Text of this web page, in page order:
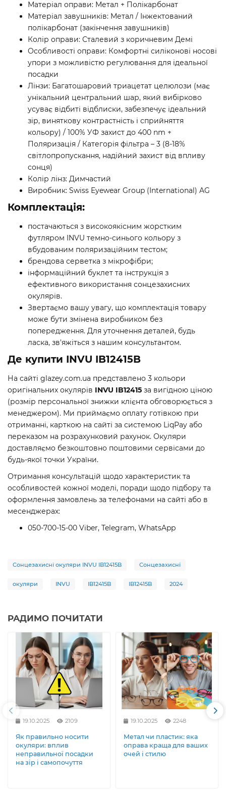
Матеріал оправи: Метал + Полікарбонат
Матеріал завушників: Метал / Інжектований
полікарбонат (закінчення завушників)
Колір оправи: Сталевий з коричневим Демі
Особливості оправи: Комфортні силіконові носові
упори з можливістю регулювання для ідеальної
посадки
Лінзи: Багатошаровий триацетат целюлози (має
унікальний центральний шар, який вибірково
усуває відбиті відблиски, забезпечує ідеальний
зір, виняткову контрастність і сприйняття
кольору) / 100% УФ захист до 400 nm +
Поляризація / Категорія фільтра – 3 (8-18%
світлопропускання, надійний захист від впливу
сонця)
Колір лінз: Димчастий
Виробник: Swiss Eyewear Group (International) AG
Комплектація:
постачаються з високоякісним жорстким
футляром INVU темно-синього кольору з
вбудованим поляризаційним тестом;
брендова серветка з мікрофібри;
інформаційний буклет та інструкція з
ефективного використання сонцезахисних
окулярів.
Звертаємо вашу увагу, що комплектація товару
може бути змінена виробником без
попередження. Для уточнення деталей, будь
ласка, зв'яжіться з нашим консультантом.
Де купити INVU IB12415B
На сайті glazey.com.ua представлено 3 кольори
оригінальних окулярів INVU IB12415 за вигідною ціною
(розмір персональної знижки клієнта обговорюється з
менеджером). Ми приймаємо оплату готівкою при
отриманні, карткою на сайті за системою LiqPay або
переказом на розрахунковий рахунок. Окуляри
доставляємо безкоштовно поштовими сервісами до
будь-якої точки України.
Отримання консультацій щодо характеристик та
особливостей кожної моделі, поради щодо підбору та
оформлення замовлень за телефонами на сайті або в
месенджерах:
050-700-15-00 Viber, Telegram, WhatsApp
Сонцезахисні окуляри INVU IB12415B Сонцезахисні
окуляри INVU IB12415B IB12415B 2024
РАДИМО ПОЧИТАТИ
19.10.2025 2109
Як правильно носити
окуляри: вплив
неправильної посадки
на зір і самопочуття
19.10.2025 2248
Метал чи пластик: яка
оправа краща для ваших
очей і стилю